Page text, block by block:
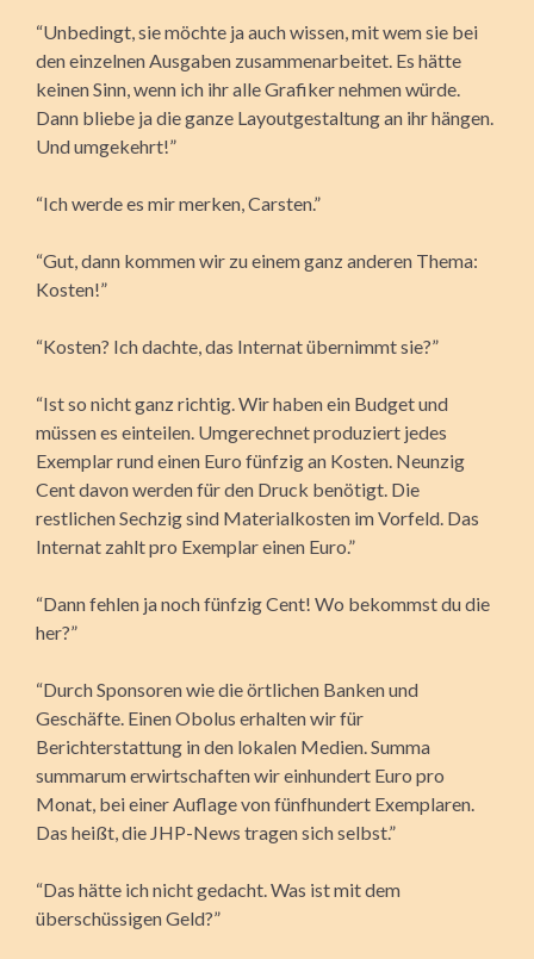
“Unbedingt, sie möchte ja auch wissen, mit wem sie bei
den einzelnen Ausgaben zusammenarbeitet. Es hätte
keinen Sinn, wenn ich ihr alle Grafiker nehmen würde.
Dann bliebe ja die ganze Layoutgestaltung an ihr hängen.
Und umgekehrt!”
“Ich werde es mir merken, Carsten.”
“Gut, dann kommen wir zu einem ganz anderen Thema:
Kosten!”
“Kosten? Ich dachte, das Internat übernimmt sie?”
“Ist so nicht ganz richtig. Wir haben ein Budget und
müssen es einteilen. Umgerechnet produziert jedes
Exemplar rund einen Euro fünfzig an Kosten. Neunzig
Cent davon werden für den Druck benötigt. Die
restlichen Sechzig sind Materialkosten im Vorfeld. Das
Internat zahlt pro Exemplar einen Euro.”
“Dann fehlen ja noch fünfzig Cent! Wo bekommst du die
her?”
“Durch Sponsoren wie die örtlichen Banken und
Geschäfte. Einen Obolus erhalten wir für
Berichterstattung in den lokalen Medien. Summa
summarum erwirtschaften wir einhundert Euro pro
Monat, bei einer Auflage von fünfhundert Exemplaren.
Das heißt, die JHP-News tragen sich selbst.”
“Das hätte ich nicht gedacht. Was ist mit dem
überschüssigen Geld?”